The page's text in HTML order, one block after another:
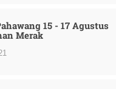
15 - 17 Agustus
Merak